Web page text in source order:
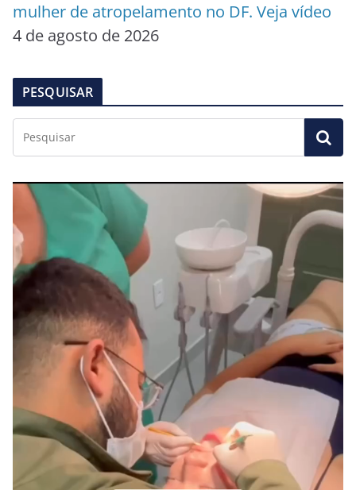
mulher de atropelamento no DF. Veja vídeo
4 de agosto de 2026
PESQUISAR